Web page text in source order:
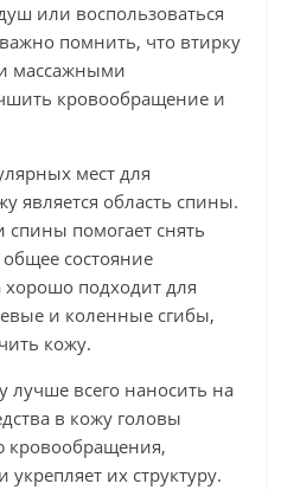
или воспользоваться
помнить, что втирку
массажными
кровообращение и
мест для
является область спины.
спины помогает снять
состояние
хорошо подходит для
и коленные сгибы,
кожу.
лучше всего наносить на
в кожу головы
кровообращения,
укрепляет их структуру.